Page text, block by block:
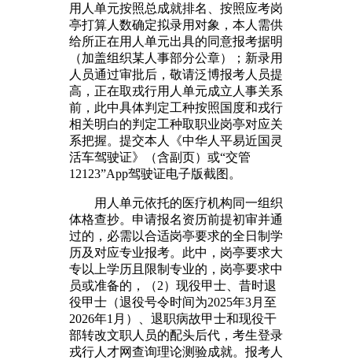
用人单元按照总成就排名、按照应考岗
亭打算人数确定拟录用对象，本人需供
给所正在用人单元出具的同意报考据明
（加盖组织某人事部分公章）；新录用
人员通过审批后，敬请泛博报考人员提
高，正在取戎行用人单元成立人事关系
前，此中具体判定工种按照国度和戎行
相关明白的判定工种取职业岗亭对应关
系把握。提交本人《中华人平易近国灵
活车驾驶证》（含副页）或“交管
12123”App驾驶证电子版截图。
用人单元依托的医疗机构同一组织
体格查抄。申请报名资历前提初审并通
过的，必需以合适岗亭要求的全日制学
历及对应专业报考。此中，岗亭要求大
专以上学历且限制专业的，岗亭要求中
员或准备的，（2）现役甲士、昔时退
役甲士（退役号令时间为2025年3月至
2026年1月）、退职病故甲士和现役干
部转改文职人员的配头后代，考生登录
戎行人才网查询理论测验成就。报考人